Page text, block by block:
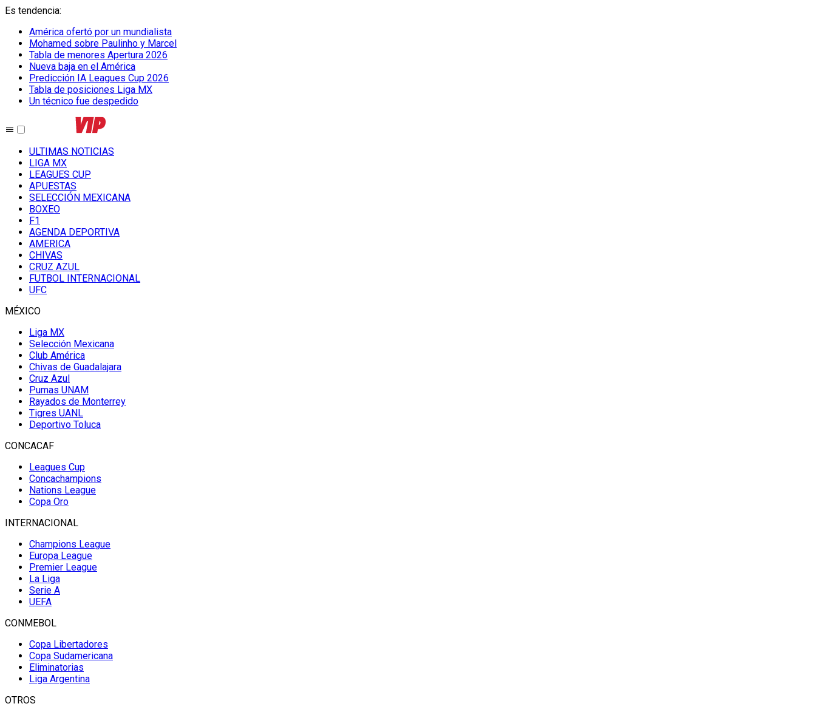
Es tendencia:
América ofertó por un mundialista
Mohamed sobre Paulinho y Marcel
Tabla de menores Apertura 2026
Nueva baja en el América
Predicción IA Leagues Cup 2026
Tabla de posiciones Liga MX
Un técnico fue despedido
ULTIMAS NOTICIAS
LIGA MX
LEAGUES CUP
APUESTAS
SELECCIÓN MEXICANA
BOXEO
F1
AGENDA DEPORTIVA
AMERICA
CHIVAS
CRUZ AZUL
FUTBOL INTERNACIONAL
UFC
MÉXICO
Liga MX
Selección Mexicana
Club América
Chivas de Guadalajara
Cruz Azul
Pumas UNAM
Rayados de Monterrey
Tigres UANL
Deportivo Toluca
CONCACAF
Leagues Cup
Concachampions
Nations League
Copa Oro
INTERNACIONAL
Champions League
Europa League
Premier League
La Liga
Serie A
UEFA
CONMEBOL
Copa Libertadores
Copa Sudamericana
Eliminatorias
Liga Argentina
OTROS